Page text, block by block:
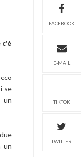
c'è
se
un
un
FACEBOOK
E-MAIL
TIKTOK
TWITTER